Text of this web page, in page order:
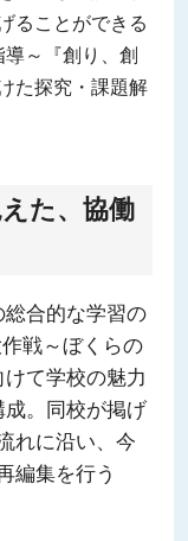
ることができる
～『創り、創
た探究・課題解
た、協働
合的な学習の
戦～ぼくらの
て学校の魅力
。同校が掲げ
れに沿い、今
編集を行う